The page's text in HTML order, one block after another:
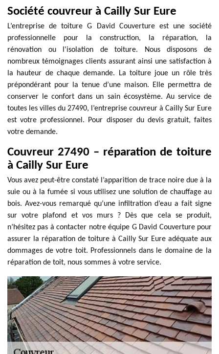
Société couvreur à Cailly Sur Eure
L’entreprise de toiture G David Couverture est une société
professionnelle pour la construction, la réparation, la
rénovation ou l'isolation de toiture. Nous disposons de
nombreux témoignages clients assurant ainsi une satisfaction à
la hauteur de chaque demande. La toiture joue un rôle très
prépondérant pour la tenue d’une maison. Elle permettra de
conserver le confort dans un sain écosystème. Au service de
toutes les villes du 27490, l’entreprise couvreur à Cailly Sur Eure
est votre professionnel. Pour disposer du devis gratuit, faites
votre demande.
Couvreur 27490 – réparation de toiture
à Cailly Sur Eure
Vous avez peut-être constaté l’apparition de trace noire due à la
suie ou à la fumée si vous utilisez une solution de chauffage au
bois. Avez-vous remarqué qu’une infiltration d’eau a fait signe
sur votre plafond et vos murs ? Dès que cela se produit,
n’hésitez pas à contacter notre équipe G David Couverture pour
assurer la réparation de toiture à Cailly Sur Eure adéquate aux
dommages de votre toit. Professionnels dans le domaine de la
réparation de toit, nous sommes à votre service.